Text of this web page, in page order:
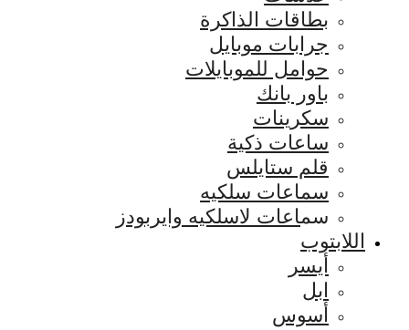
بطاقات الذاكرة
جرابات موبايل
حوامل للموبايلات
باور بانك
سكرينات
ساعات ذكية
قلم ستايلس
سماعات سلكيه
سماعات لاسلكيه وايربودز
اللابتوب
أيسر
ابل
أسوس